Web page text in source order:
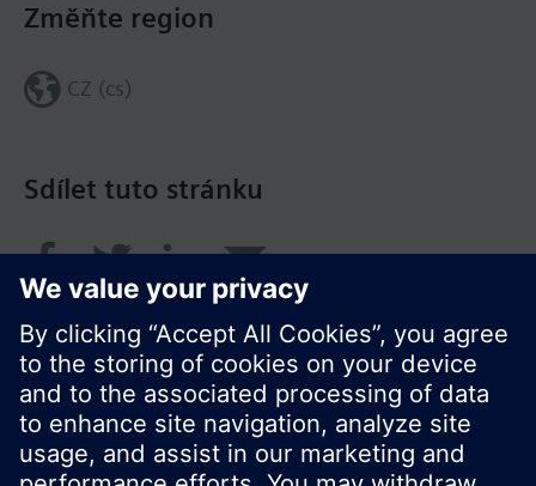
Sdílet tuto stránku
Změňte region
CZ (cs)